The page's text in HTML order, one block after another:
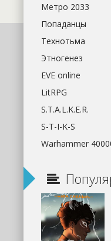
Метро 2033
Попаданцы
Технотьма
Этногенез
EVE online
LitRPG
S.T.A.L.K.E.R.
S-T-I-K-S
Warhammer